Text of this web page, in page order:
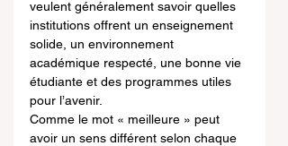
veulent généralement savoir quelles
institutions offrent un enseignement
solide, un environnement
académique respecté, une bonne vie
étudiante et des programmes utiles
pour l’avenir.
Comme le mot « meilleure » peut
avoir un sens différent selon chaque